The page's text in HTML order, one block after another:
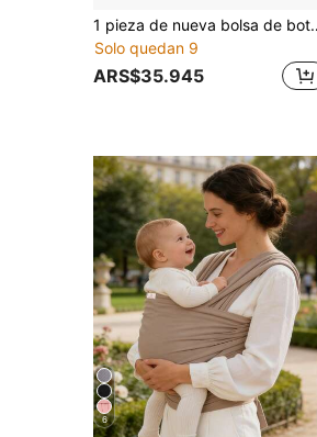
1 pieza de nueva bolsa de botella para bebé de doble pared de moda gris para
Solo quedan 9
ARS$35.945
6